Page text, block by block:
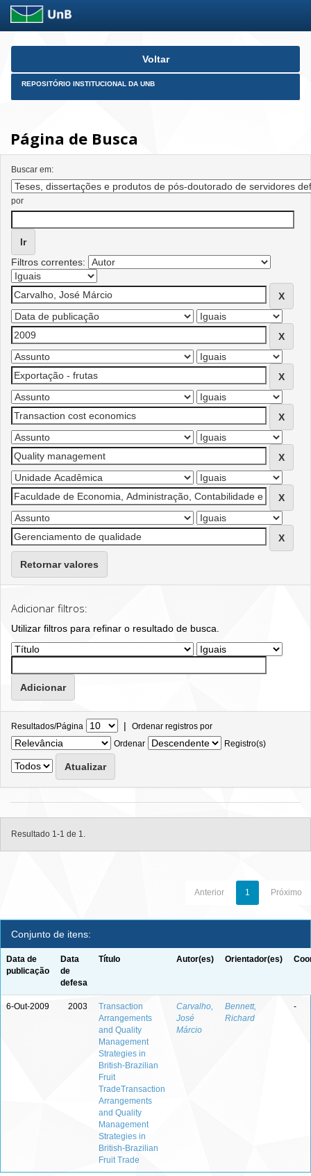
Skip
Voltar
REPOSITÓRIO INSTITUCIONAL DA UNB
Página de Busca
Buscar em:
por
Filtros correntes:
Retornar valores
Adicionar filtros:
Utilizar filtros para refinar o resultado de busca.
Resultados/Página | Ordenar registros por
Ordenar
Registro(s)
Resultado 1-1 de 1.
Anterior 1 Próximo
Conjunto de itens:
Data de
publicação
Data
de
defesa
Título Autor(es) Orientador(es)
6-Out-2009 2003
Transaction
Arrangements
and Quality
Management
Strategies in
British-Brazilian
Fruit
TradeTransaction
Arrangements
and Quality
Management
Strategies in
British-Brazilian
Fruit Trade
Carvalho,
José
Márcio
Bennett,
Richard
-